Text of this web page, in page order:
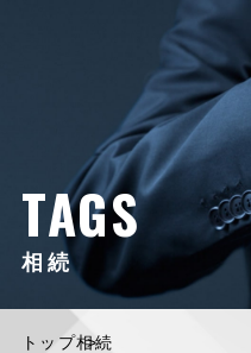
TAGS
相続
トップ相続